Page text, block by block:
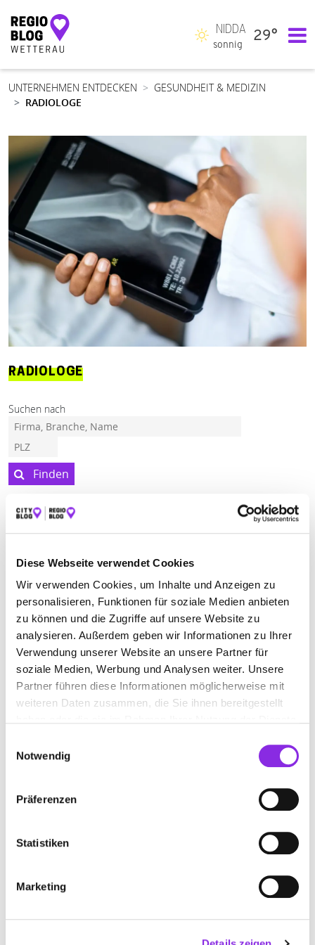
Diese Webseite verwendet Cookies
Wir verwenden Cookies, um Inhalte und Anzeigen zu
personalisieren, Funktionen für soziale Medien anbieten
zu können und die Zugriffe auf unsere Website zu
analysieren. Außerdem geben wir Informationen zu Ihrer
Verwendung unserer Website an unsere Partner für
soziale Medien, Werbung und Analysen weiter. Unsere
Partner führen diese Informationen möglicherweise mit
weiteren Daten zusammen, die Sie ihnen bereitgestellt
Notwendig
Präferenzen
Statistiken
Marketing
Hauptnavigation
NIDDA
sonnig
29°
UNTERNEHMEN ENTDECKEN
GESUNDHEIT & MEDIZIN
RADIOLOGE
RADIOLOGE
Suchen nach
Finden
ALLE BAD NAUHEIM
FRIEDBERG (HESSEN)
RADIOMEDICUM
GEMEINSCHAFTSPRAXIS FÜR
RADIOLOGIE UND NUKLEARMEDIZIN
In der Au 1a | 61231 Bad Nauheim DE
+4960328675490
NUKLEARMEDIZIN WETTERAU
+49603173160